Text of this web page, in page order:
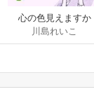
心の色見えますか
川島れいこ